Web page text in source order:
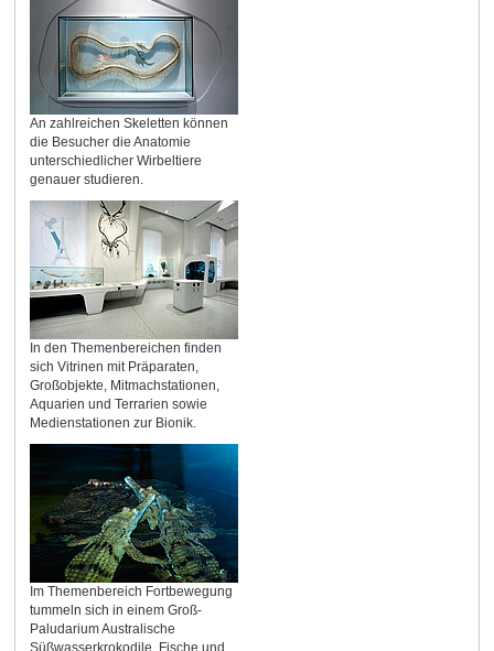
An zahlreichen Skeletten können
die Besucher die Anatomie
unterschiedlicher Wirbeltiere
genauer studieren.
In den Themenbereichen finden
sich Vitrinen mit Präparaten,
Großobjekte, Mitmachstationen,
Aquarien und Terrarien sowie
Medienstationen zur Bionik.
Im Themenbereich Fortbewegung
tummeln sich in einem Groß-
Paludarium Australische
Süßwasserkrokodile, Fische und